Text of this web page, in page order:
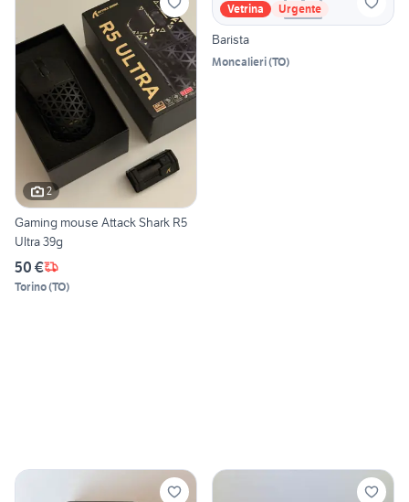
2
Gaming mouse Attack Shark R5
Ultra 39g
50 €
Torino(TO)
Vetrina Urgente
Barista
Moncalieri(TO)